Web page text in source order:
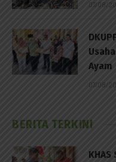
07/08/
Ayam
07/08/
BERITA TERKINI